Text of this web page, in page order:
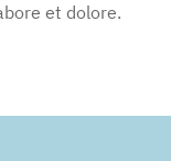
et dolore.